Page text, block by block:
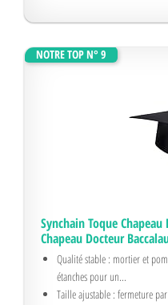
NOTRE TOP N° 9
Synchain Toque
Chapeau Docteur
Qualité stable : mortier et
étanches pour un...
Taille ajustable : fermeture